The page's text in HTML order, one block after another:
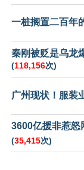
一桩搁置二百年
秦刚被贬是乌龙
(118,156次)
广州现状！服装
3600亿援非惹怒
(35,415次)